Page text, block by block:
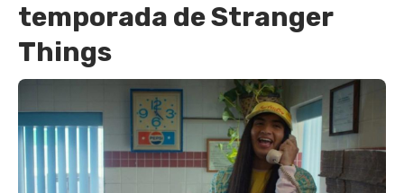
temporada de Stranger
Things